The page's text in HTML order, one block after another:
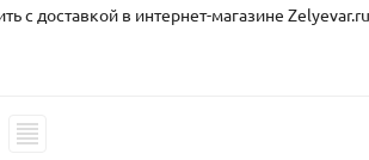
с доставкой в интернет-магазине